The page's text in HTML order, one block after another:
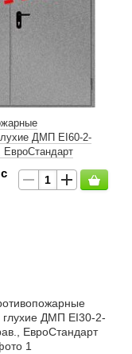
ДМП ЕІ60-2-
ЕвроСтандарт